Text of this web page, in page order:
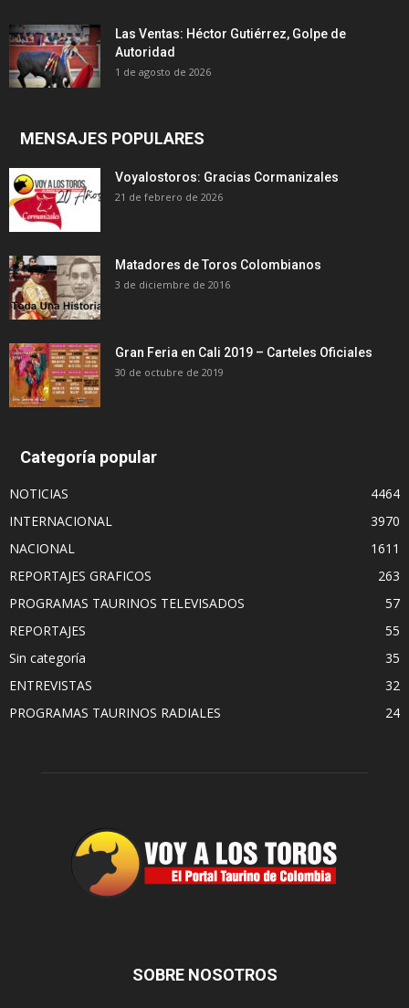
Las Ventas: Héctor Gutiérrez, Golpe de
Autoridad
1 de agosto de 2026
MENSAJES POPULARES
Voyalostoros: Gracias Cormanizales
21 de febrero de 2026
Matadores de Toros Colombianos
3 de diciembre de 2016
Gran Feria en Cali 2019 – Carteles Oficiales
30 de octubre de 2019
Categoría popular
NOTICIAS
4464
INTERNACIONAL
3970
NACIONAL
1611
REPORTAJES GRAFICOS
263
PROGRAMAS TAURINOS TELEVISADOS
57
REPORTAJES
55
Sin categoría
35
ENTREVISTAS
32
PROGRAMAS TAURINOS RADIALES
24
SOBRE NOSOTROS